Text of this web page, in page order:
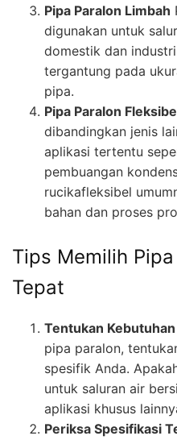
Pipa Paralon Limbah
digunakan untuk
domestik dan
tergantung pada
pipa.
Pipa Paralon
dibandingkan jenis
aplikasi tertentu
pembuangan
rucikafleksibel
bahan dan proses
Tips Memilih
Tepat
Tentukan
pipa paralon,
spesifik Anda.
untuk saluran air
aplikasi khusus
Periksa Spesifikasi